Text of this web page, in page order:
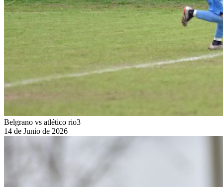
Belgrano vs atlético rio3
14 de Junio de 2026